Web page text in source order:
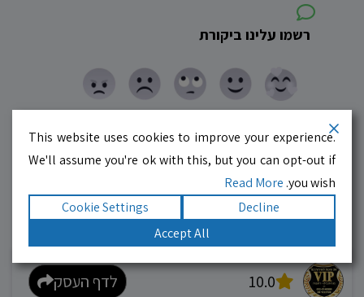
רשמו עלינו ביקורת
רוצים גם? לחצו כאן
10.0 לדף העסק
This website uses cookies to improve your experience.
We'll assume you're ok with this, but you can opt-out if
you wish.
Read More
Decline
Cookie Settings
Accept All